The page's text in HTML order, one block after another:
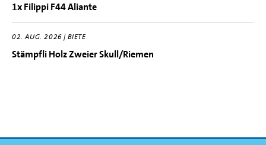
1x Filippi F44 Aliante
02. AUG. 2026 | BIETE
Stämpfli Holz Zweier Skull/Riemen